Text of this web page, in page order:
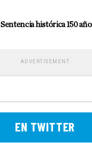
Sentencia histórica 150
ADVERTISEMENT
EN TWITTER